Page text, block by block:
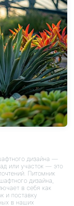
дизайна —
или участок — это
Питомник
дизайна,
в себя как
и поставку
в наших